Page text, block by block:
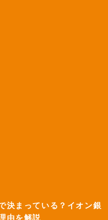
決まっている？イオン銀
由を解説